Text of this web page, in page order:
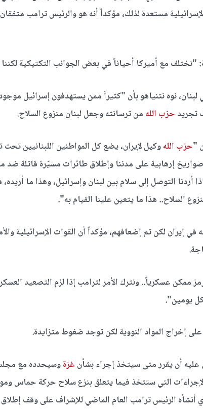
مستعدة لذلك، مؤكداً أنه هو والرئيس ترامب
مع أميركا أحياناً في بعض الجوانب التكتيكية
لبنان، نوه نتنياهو بأن "كثيراَ ممن يستهدفون إسرائيل
تجريد حزب اللهمن ترسانته وجعل لبنان منزوع السلاح.
"حزب اللهوكيل لإيران، يضع كل المواطنين اللبنانيين تحت
إرهابية على مدننا وإطلاق طائرات مسيّرة قاتلة ضد
أردنا التوصل إلى سلام بين لبنان وإسرائيل، وهذا ما
السلاح.. هذا ما يتعين علينا القيام به".
في إيران لكن تم إضعافهم، مؤكداً أن القوات الإسرائيلية
ممكن عسكرياً.. ونترك الأمر لترامب إذا لزم التصعيد
يومين".
إخراج المواد النووية لكن توجد ضغوط متزايدة.
عليه أن يقرر متى سيتخذ إجراء بشأن غزةوسيحدده مع
الإجراءات التي ستتخذ فيما يتعلق بنزع سلاح حركة حماس
أنشأه الرئيس ترامب العام الماضي للإشراف على وقف إطلاق